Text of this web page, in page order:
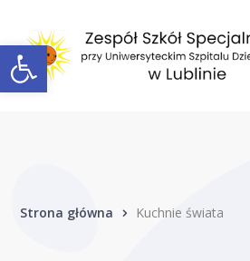
Open toolbar
Strona główna Kuchnie świata